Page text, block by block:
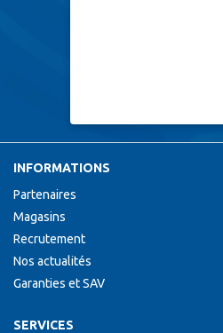
INFORMATIONS
Partenaires
Magasins
Recrutement
Nos actualités
Garanties et SAV
SERVICES